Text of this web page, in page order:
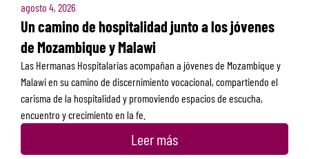
agosto 4, 2026
Un camino de hospitalidad junto a los jóvenes
de Mozambique y Malawi
Las Hermanas Hospitalarias acompañan a jóvenes de Mozambique y
Malawi en su camino de discernimiento vocacional, compartiendo el
carisma de la hospitalidad y promoviendo espacios de escucha,
encuentro y crecimiento en la fe.
Leer más